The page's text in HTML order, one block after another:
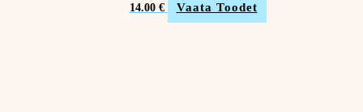
14.00 € Vaata Toodet